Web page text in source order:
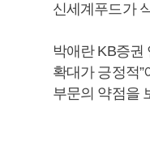
신세계푸드가
박애란 KB증권
확대가 긍정적
부문의 약점을